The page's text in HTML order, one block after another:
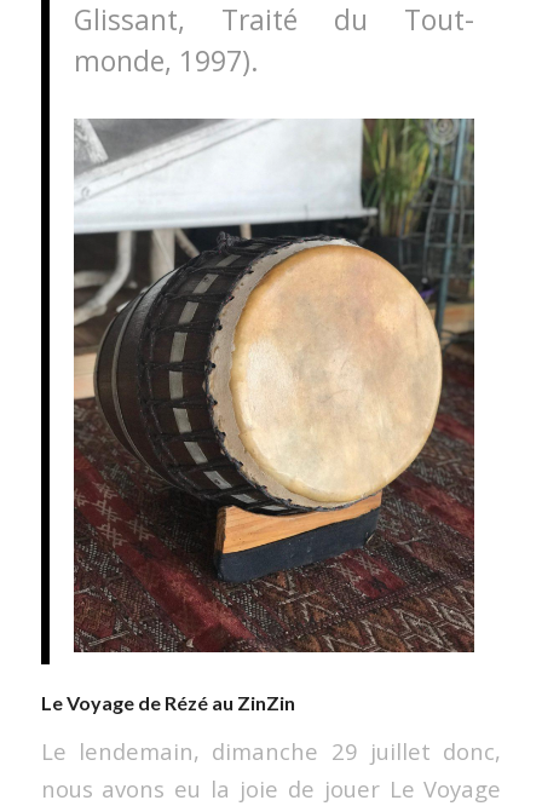
Glissant, Traité du Tout-
monde, 1997).
Le Voyage de Rézé au ZinZin
Le lendemain, dimanche 29 juillet donc,
nous avons eu la joie de jouer Le Voyage